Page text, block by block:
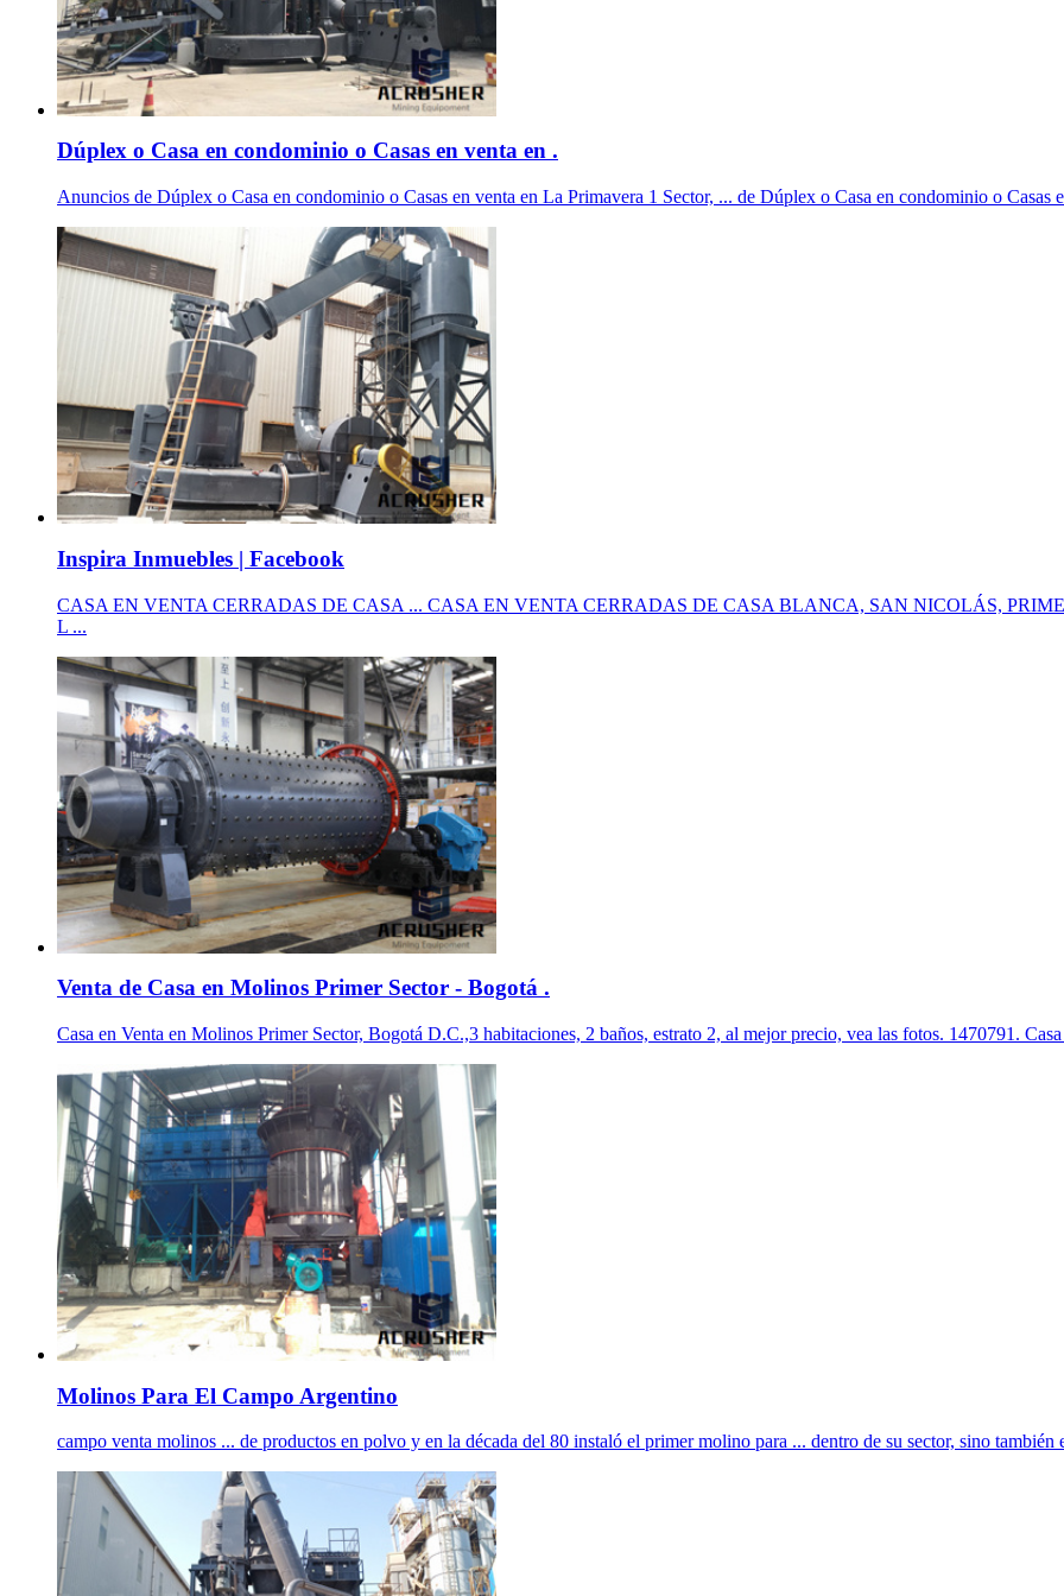
Dúplex o Casa en condominio o Casas en venta en .
Anuncios de Dúplex o Casa en condominio o Casas en venta en La Primavera 1 Sector, ... de Dúplex o Casa en condominio o Casas
Inspira Inmuebles | Facebook
CASA EN VENTA CERRADAS DE CASA ... CASA EN VENTA CERRADAS DE CASA BLANCA, SAN NICOLÁS, PRIMER
L ...
Venta de Casa en Molinos Primer Sector - Bogotá .
Casa en Venta en Molinos Primer Sector, Bogotá D.C.,3 habitaciones, 2 baños, estrato 2, al mejor precio, vea las fotos. 1470791.
Molinos Para El Campo Argentino
campo venta molinos ... de productos en polvo y en la década del 80 instaló el primer molino para ... dentro de su sector, sino también